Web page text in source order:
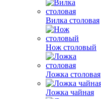
Вилка столовая
Нож столовый
Ложка столовая
Ложка чайная